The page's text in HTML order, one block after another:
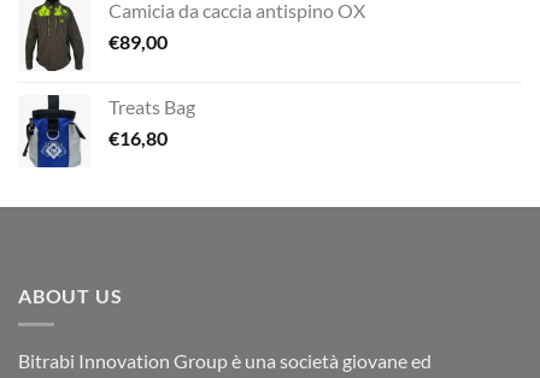
Camicia da caccia antispino OX
€89,00
Treats Bag
€16,80
ABOUT US
Bitrabi Innovation Group è una società giovane ed